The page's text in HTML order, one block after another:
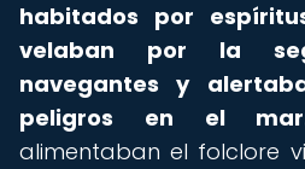
habitados por
velaban por la
navegantes y
peligros en el
alimentaban el folclore